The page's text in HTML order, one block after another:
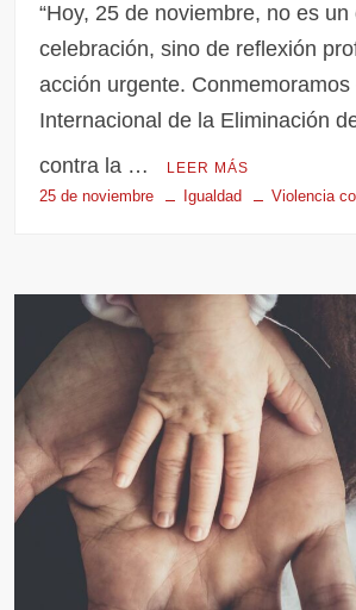
“Hoy, 25 de noviembre, no es
celebración, sino de reflexión
acción urgente.
Internacional de la Eliminación
contra la …
LEER MÁS
25 de noviembre Igualdad Violencia